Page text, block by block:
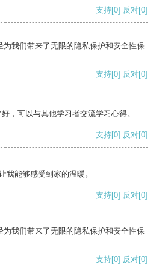
支持[0] 反对[0]
我们带来了无限的隐私保护和安全性保
支持[0] 反对[0]
，可以与其他学习者交流学习心得。
支持[0] 反对[0]
我能够感受到家的温暖。
支持[0] 反对[0]
我们带来了无限的隐私保护和安全性保
支持[0] 反对[0]